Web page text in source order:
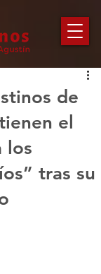
de
el
los
tras su